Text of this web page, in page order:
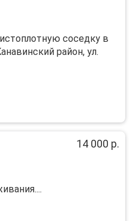
соcедку в
paйoн, ул.
14 000 р.